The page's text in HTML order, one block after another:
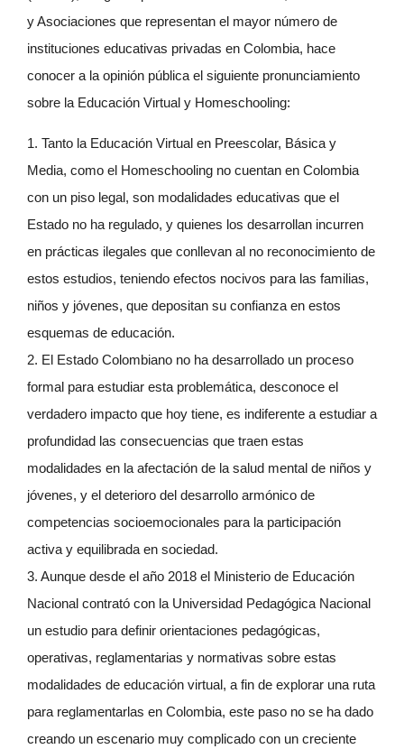
y Asociaciones que representan el mayor número de
instituciones educativas privadas en Colombia, hace
conocer a la opinión pública el siguiente pronunciamiento
sobre la Educación Virtual y Homeschooling:
1. Tanto la Educación Virtual en Preescolar, Básica y
Media, como el Homeschooling no cuentan en Colombia
con un piso legal, son modalidades educativas que el
Estado no ha regulado, y quienes los desarrollan incurren
en prácticas ilegales que conllevan al no reconocimiento de
estos estudios, teniendo efectos nocivos para las familias,
niños y jóvenes, que depositan su confianza en estos
esquemas de educación.
2. El Estado Colombiano no ha desarrollado un proceso
formal para estudiar esta problemática, desconoce el
verdadero impacto que hoy tiene, es indiferente a estudiar a
profundidad las consecuencias que traen estas
modalidades en la afectación de la salud mental de niños y
jóvenes, y el deterioro del desarrollo armónico de
competencias socioemocionales para la participación
activa y equilibrada en sociedad.
3. Aunque desde el año 2018 el Ministerio de Educación
Nacional contrató con la Universidad Pedagógica Nacional
un estudio para definir orientaciones pedagógicas,
operativas, reglamentarias y normativas sobre estas
modalidades de educación virtual, a fin de explorar una ruta
para reglamentarlas en Colombia, este paso no se ha dado
creando un escenario muy complicado con un creciente